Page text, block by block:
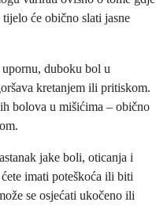
će obično slati jasne
duboku bol u
kretanjem ili pritiskom.
bolova u mišićima – obično
jake boli, oticanja i
imati poteškoća ili biti
se osjećati ukočeno ili